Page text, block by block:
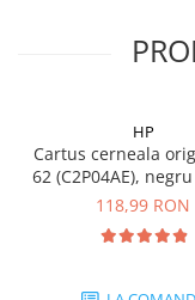
Kit mouse si
Web-cam-uri si
videoconferinta
HP
Cartus cerneala
62 (C2P04AE), negru
200 pagini
118,99 RON